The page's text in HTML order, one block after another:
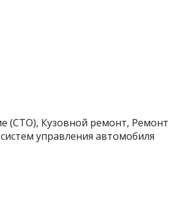
(СТО), Кузовной ремонт, Ремонт
управления автомобиля